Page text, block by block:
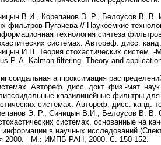
В.И., Корепанов Э. Р., Белоусов В. В.
фильтров Пугачева // Наукоемкие
технология синтеза
системах. Автореф. дисс.
И.Н. Теория стохастических систем. -
P. A. Kalman filtering. Theory and
аппроксимация
Автореф. дисс. докт. физ.-мат.
квазилинейные фильтры для
системах. Автореф. дисс. канд.
Э. Р., Синицын В.И., Белоусов В. В.
системах, основанные на
информации в научных исследований
2000. - М.: ИМПБ РАН, 2000. С. 150-152.